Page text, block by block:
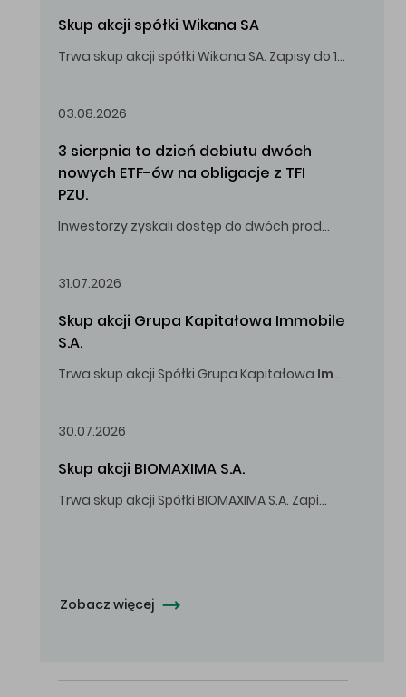
Skup akcji spółki Wikana SA
Trwa skup akcji spółki Wikana SA. Zapisy do 14.08.2026 r. do godz. 16.00.
03.08.2026
3 sierpnia to dzień debiutu dwóch
nowych ETF-ów na obligacje z TFI
PZU.
Inwestorzy zyskali dostęp do dwóch produktów umożliwiających inwestowanie w obligacje skarbowe.
31.07.2026
Skup akcji Grupa Kapitałowa Immobile
S.A.
Trwa skup akcji Spółki Grupa Kapitałowa Immobile
30.07.2026
Skup akcji BIOMAXIMA S.A.
Trwa skup akcji Spółki BIOMAXIMA S.A. Zapisy do 4 sierpnia 2026 r. do godz. 16.00.
Zobacz więcej